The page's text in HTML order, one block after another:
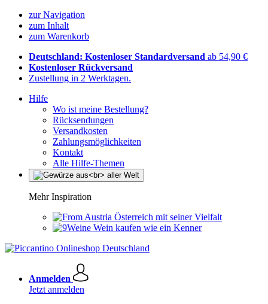
zur Navigation
zum Inhalt
zum Warenkorb
Deutschland: Kostenloser Standardversand ab 54,90 €
Kostenloser Rückversand
Zustellung in 2 Werktagen.
Hilfe
Wo ist meine Bestellung?
Rücksendungen
Versandkosten
Zahlungsmöglichkeiten
Kontakt
Alle Hilfe-Themen
Mehr Inspiration
Österreich mit seiner Vielfalt
Wein kaufen wie ein Kenner
Anmelden
Jetzt anmelden